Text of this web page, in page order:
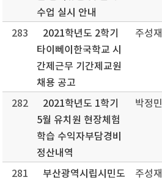
수업 실시 안내
283
2021학년도 2학기
타이뻬이한국학교 시
간제근무 기간제교원
채용 공고
주성재
282
2021학년도 1학기
5월 유치원 현장체험
학습 수익자부담경비
정산내역
박정민
281
부산광역시립시민도
주성재